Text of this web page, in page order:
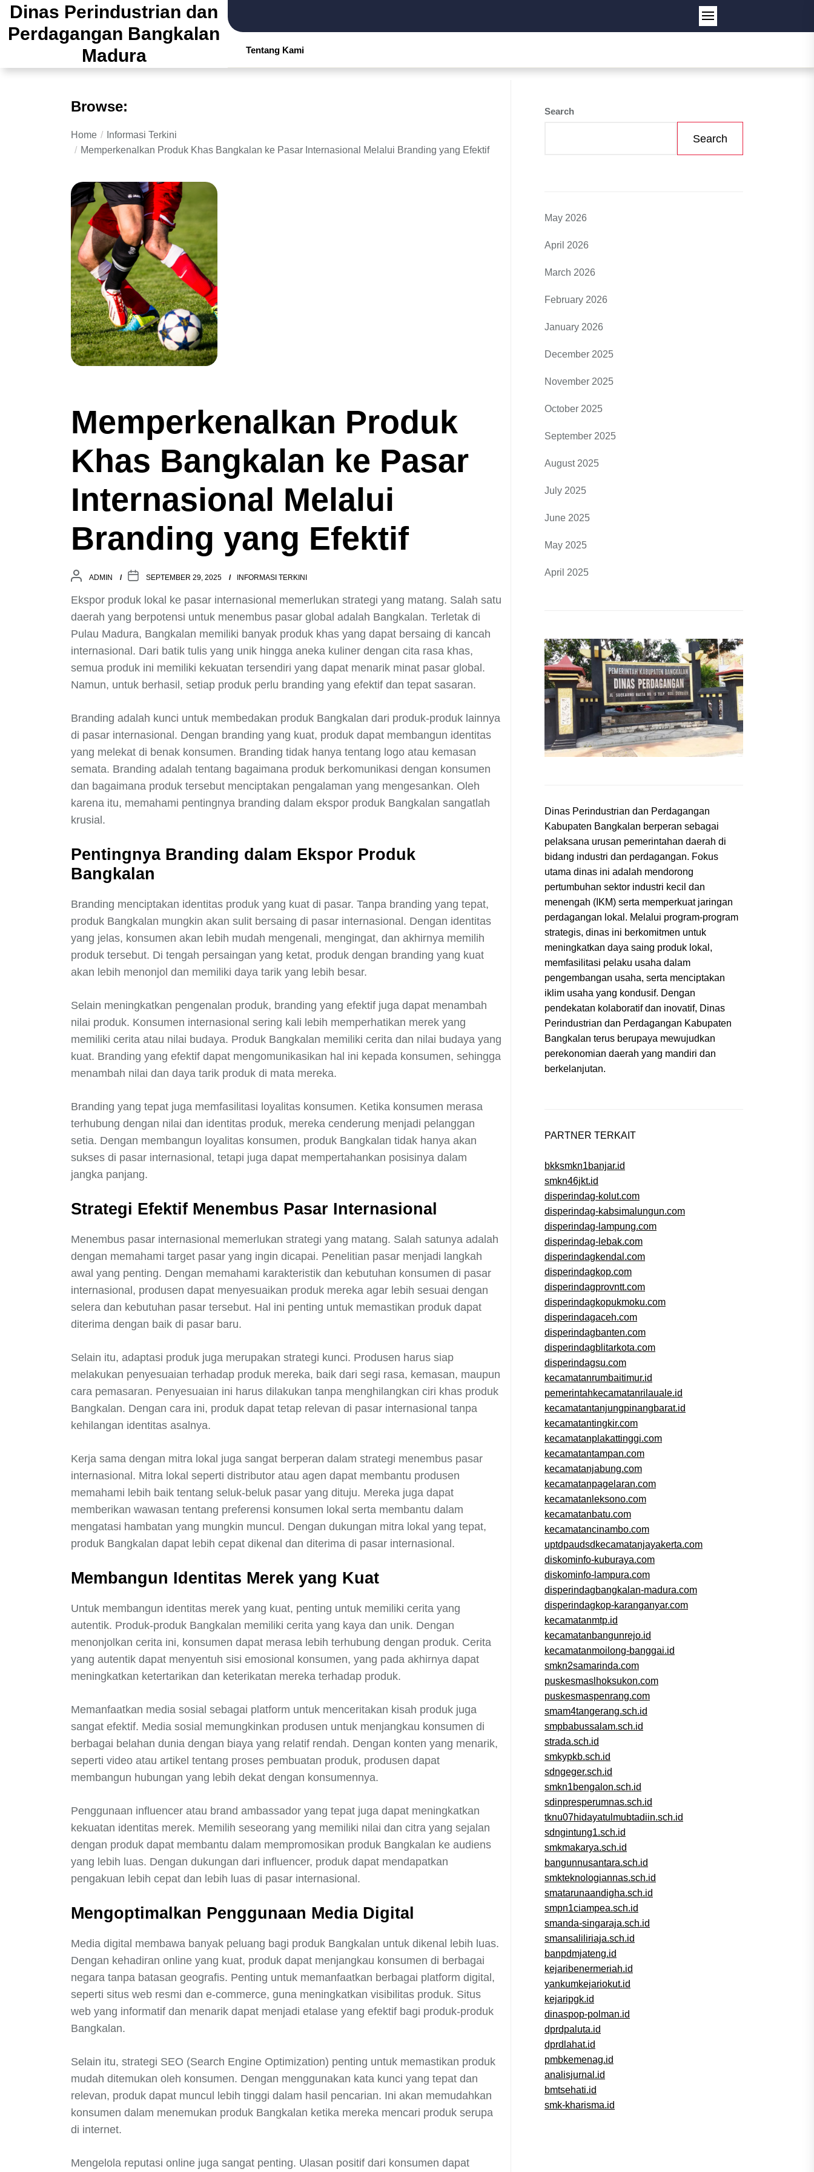
Skip
the
Dinas Perindustrian dan
Perdagangan Bangkalan
Madura
Tentang Kami
Browse:
Home
Informasi Terkini
Memperkenalkan Produk Khas Bangkalan ke Pasar Internasional Melalui Branding yang Efektif
Memperkenalkan Produk
Khas Bangkalan ke Pasar
Internasional Melalui
Branding yang Efektif
ADMIN SEPTEMBER 29, 2025 INFORMASI TERKINI
Ekspor produk lokal ke pasar internasional memerlukan strategi yang matang. Salah satu
daerah yang berpotensi untuk menembus pasar global adalah Bangkalan. Terletak di
Pulau Madura, Bangkalan memiliki banyak produk khas yang dapat bersaing di kancah
internasional. Dari batik tulis yang unik hingga aneka kuliner dengan cita rasa khas,
semua produk ini memiliki kekuatan tersendiri yang dapat menarik minat pasar global.
Namun, untuk berhasil, setiap produk perlu branding yang efektif dan tepat sasaran.
Branding adalah kunci untuk membedakan produk Bangkalan dari produk-produk lainnya
di pasar internasional. Dengan branding yang kuat, produk dapat membangun identitas
yang melekat di benak konsumen. Branding tidak hanya tentang logo atau kemasan
semata. Branding adalah tentang bagaimana produk berkomunikasi dengan konsumen
dan bagaimana produk tersebut menciptakan pengalaman yang mengesankan. Oleh
karena itu, memahami pentingnya branding dalam ekspor produk Bangkalan sangatlah
krusial.
Pentingnya Branding dalam Ekspor Produk
Bangkalan
Branding menciptakan identitas produk yang kuat di pasar. Tanpa branding yang tepat,
produk Bangkalan mungkin akan sulit bersaing di pasar internasional. Dengan identitas
yang jelas, konsumen akan lebih mudah mengenali, mengingat, dan akhirnya memilih
produk tersebut. Di tengah persaingan yang ketat, produk dengan branding yang kuat
akan lebih menonjol dan memiliki daya tarik yang lebih besar.
Selain meningkatkan pengenalan produk, branding yang efektif juga dapat menambah
nilai produk. Konsumen internasional sering kali lebih memperhatikan merek yang
memiliki cerita atau nilai budaya. Produk Bangkalan memiliki cerita dan nilai budaya yang
kuat. Branding yang efektif dapat mengomunikasikan hal ini kepada konsumen, sehingga
menambah nilai dan daya tarik produk di mata mereka.
Branding yang tepat juga memfasilitasi loyalitas konsumen. Ketika konsumen merasa
terhubung dengan nilai dan identitas produk, mereka cenderung menjadi pelanggan
setia. Dengan membangun loyalitas konsumen, produk Bangkalan tidak hanya akan
sukses di pasar internasional, tetapi juga dapat mempertahankan posisinya dalam
jangka panjang.
Strategi Efektif Menembus Pasar Internasional
Menembus pasar internasional memerlukan strategi yang matang. Salah satunya adalah
dengan memahami target pasar yang ingin dicapai. Penelitian pasar menjadi langkah
awal yang penting. Dengan memahami karakteristik dan kebutuhan konsumen di pasar
internasional, produsen dapat menyesuaikan produk mereka agar lebih sesuai dengan
selera dan kebutuhan pasar tersebut. Hal ini penting untuk memastikan produk dapat
diterima dengan baik di pasar baru.
Selain itu, adaptasi produk juga merupakan strategi kunci. Produsen harus siap
melakukan penyesuaian terhadap produk mereka, baik dari segi rasa, kemasan, maupun
cara pemasaran. Penyesuaian ini harus dilakukan tanpa menghilangkan ciri khas produk
Bangkalan. Dengan cara ini, produk dapat tetap relevan di pasar internasional tanpa
kehilangan identitas asalnya.
Kerja sama dengan mitra lokal juga sangat berperan dalam strategi menembus pasar
internasional. Mitra lokal seperti distributor atau agen dapat membantu produsen
memahami lebih baik tentang seluk-beluk pasar yang dituju. Mereka juga dapat
memberikan wawasan tentang preferensi konsumen lokal serta membantu dalam
mengatasi hambatan yang mungkin muncul. Dengan dukungan mitra lokal yang tepat,
produk Bangkalan dapat lebih cepat dikenal dan diterima di pasar internasional.
Membangun Identitas Merek yang Kuat
Untuk membangun identitas merek yang kuat, penting untuk memiliki cerita yang
autentik. Produk-produk Bangkalan memiliki cerita yang kaya dan unik. Dengan
menonjolkan cerita ini, konsumen dapat merasa lebih terhubung dengan produk. Cerita
yang autentik dapat menyentuh sisi emosional konsumen, yang pada akhirnya dapat
meningkatkan ketertarikan dan keterikatan mereka terhadap produk.
Memanfaatkan media sosial sebagai platform untuk menceritakan kisah produk juga
sangat efektif. Media sosial memungkinkan produsen untuk menjangkau konsumen di
berbagai belahan dunia dengan biaya yang relatif rendah. Dengan konten yang menarik,
seperti video atau artikel tentang proses pembuatan produk, produsen dapat
membangun hubungan yang lebih dekat dengan konsumennya.
Penggunaan influencer atau brand ambassador yang tepat juga dapat meningkatkan
kekuatan identitas merek. Memilih seseorang yang memiliki nilai dan citra yang sejalan
dengan produk dapat membantu dalam mempromosikan produk Bangkalan ke audiens
yang lebih luas. Dengan dukungan dari influencer, produk dapat mendapatkan
pengakuan lebih cepat dan lebih luas di pasar internasional.
Mengoptimalkan Penggunaan Media Digital
Media digital membawa banyak peluang bagi produk Bangkalan untuk dikenal lebih luas.
Dengan kehadiran online yang kuat, produk dapat menjangkau konsumen di berbagai
negara tanpa batasan geografis. Penting untuk memanfaatkan berbagai platform digital,
seperti situs web resmi dan e-commerce, guna meningkatkan visibilitas produk. Situs
web yang informatif dan menarik dapat menjadi etalase yang efektif bagi produk-produk
Bangkalan.
Selain itu, strategi SEO (Search Engine Optimization) penting untuk memastikan produk
mudah ditemukan oleh konsumen. Dengan menggunakan kata kunci yang tepat dan
relevan, produk dapat muncul lebih tinggi dalam hasil pencarian. Ini akan memudahkan
konsumen dalam menemukan produk Bangkalan ketika mereka mencari produk serupa
di internet.
Mengelola reputasi online juga sangat penting. Ulasan positif dari konsumen dapat
Search
Search
May 2026
April 2026
March 2026
February 2026
January 2026
December 2025
November 2025
October 2025
September 2025
August 2025
July 2025
June 2025
May 2025
April 2025
Dinas Perindustrian dan Perdagangan
Kabupaten Bangkalan berperan sebagai
pelaksana urusan pemerintahan daerah di
bidang industri dan perdagangan. Fokus
utama dinas ini adalah mendorong
pertumbuhan sektor industri kecil dan
menengah (IKM) serta memperkuat jaringan
perdagangan lokal. Melalui program-program
strategis, dinas ini berkomitmen untuk
meningkatkan daya saing produk lokal,
memfasilitasi pelaku usaha dalam
pengembangan usaha, serta menciptakan
iklim usaha yang kondusif. Dengan
pendekatan kolaboratif dan inovatif, Dinas
Perindustrian dan Perdagangan Kabupaten
Bangkalan terus berupaya mewujudkan
perekonomian daerah yang mandiri dan
berkelanjutan.
PARTNER TERKAIT
bkksmkn1banjar.id
smkn46jkt.id
disperindag-kolut.com
disperindag-kabsimalungun.com
disperindag-lampung.com
disperindag-lebak.com
disperindagkendal.com
disperindagkop.com
disperindagprovntt.com
disperindagkopukmoku.com
disperindagaceh.com
disperindagbanten.com
disperindagblitarkota.com
disperindagsu.com
kecamatanrumbaitimur.id
pemerintahkecamatanrilauale.id
kecamatantanjungpinangbarat.id
kecamatantingkir.com
kecamatanplakattinggi.com
kecamatantampan.com
kecamatanjabung.com
kecamatanpagelaran.com
kecamatanleksono.com
kecamatanbatu.com
kecamatancinambo.com
uptdpaudsdkecamatanjayakerta.com
diskominfo-kuburaya.com
diskominfo-lampura.com
disperindagbangkalan-madura.com
disperindagkop-karanganyar.com
kecamatanmtp.id
kecamatanbangunrejo.id
kecamatanmoilong-banggai.id
smkn2samarinda.com
puskesmaslhoksukon.com
puskesmaspenrang.com
smam4tangerang.sch.id
smpbabussalam.sch.id
strada.sch.id
smkypkb.sch.id
sdngeger.sch.id
smkn1bengalon.sch.id
sdinpresperumnas.sch.id
tknu07hidayatulmubtadiin.sch.id
sdngintung1.sch.id
smkmakarya.sch.id
bangunnusantara.sch.id
smkteknologiannas.sch.id
smatarunaandigha.sch.id
smpn1ciampea.sch.id
smanda-singaraja.sch.id
smansaliliriaja.sch.id
banpdmjateng.id
kejaribenermeriah.id
yankumkejariokut.id
kejaripgk.id
dinaspop-polman.id
dprdpaluta.id
dprdlahat.id
pmbkemenag.id
analisjurnal.id
bmtsehati.id
smk-kharisma.id